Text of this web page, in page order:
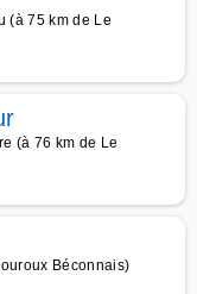
(à 75 km de Le
(à 76 km de Le
Béconnais)